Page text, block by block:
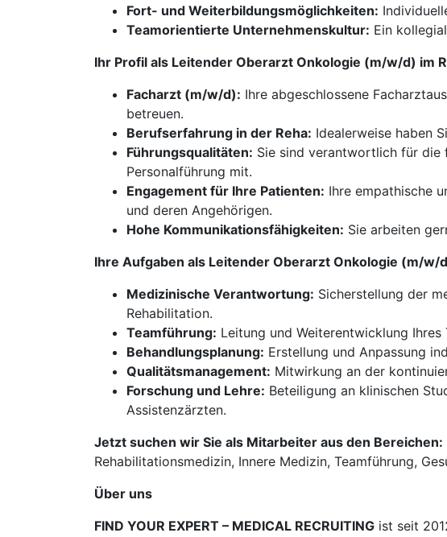
Fort- und Weiterbildungsmöglichkeiten:
Teamorientierte Unternehmenskultur: Ein
Ihr Profil als Leitender Oberarzt Onkologie (m/w/d) im
Facharzt (m/w/d): Ihre abgeschlossene
betreuen.
Berufserfahrung in der Reha: Idealerweise haben
Führungsqualitäten: Sie sind verantwortlich für die
Personalführung mit.
Engagement für Ihre Patienten: Ihre empathische
und deren Angehörigen.
Hohe Kommunikationsfähigkeiten: Sie arbeiten
Ihre Aufgaben als Leitender Oberarzt Onkologie (m/w/
Medizinische Verantwortung: Sicherstellung der
Rehabilitation.
Teamführung: Leitung und Weiterentwicklung
Behandlungsplanung: Erstellung und Anpassung
Qualitätsmanagement: Mitwirkung an der
Forschung und Lehre: Beteiligung an klinischen
Assistenzärzten.
Jetzt suchen wir Sie als Mitarbeiter aus den Bereichen:
Rehabilitationsmedizin, Innere Medizin, Teamführung,
Über uns
FIND YOUR EXPERT – MEDICAL RECRUITING ist seit